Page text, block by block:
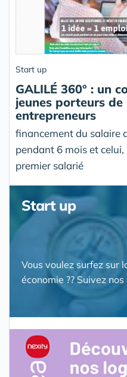
Start up
GALILÉ 360° : un
jeunes porteurs
entrepreneurs
financement du salaire
pendant 6 mois et
premier salarié
Start up
Vous voulez surfez sur
économie ?? Suivez nos